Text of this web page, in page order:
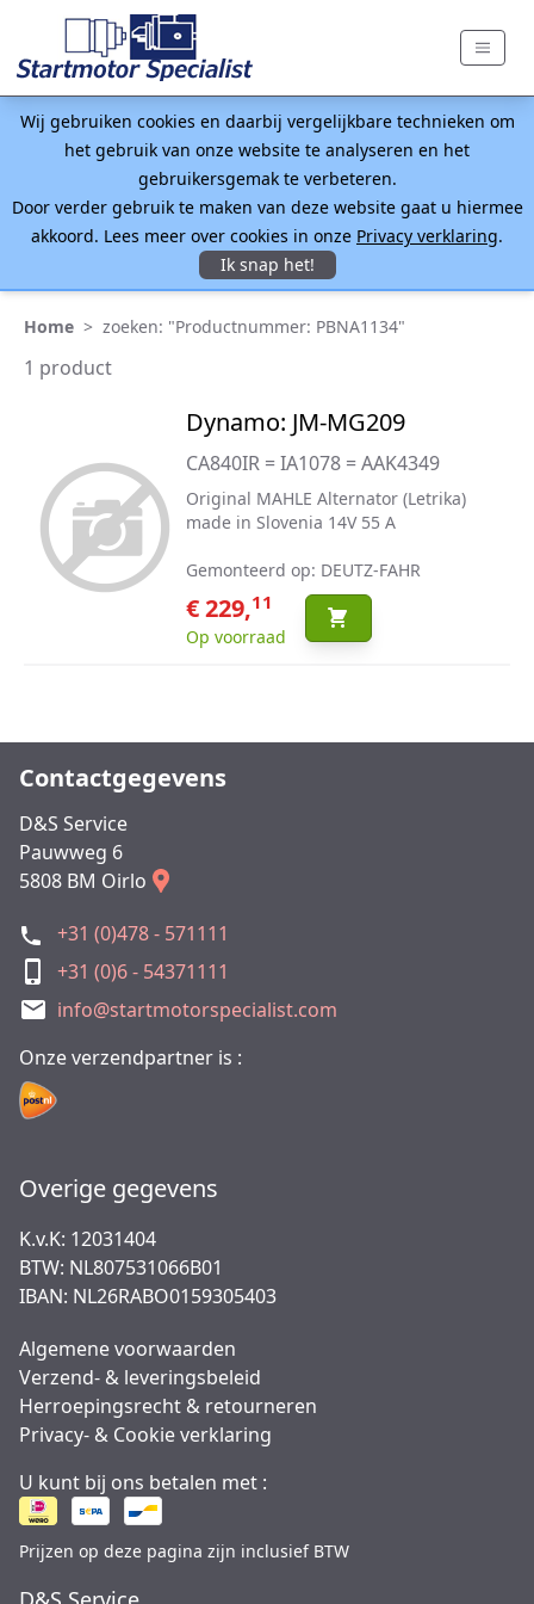
Wij gebruiken cookies en daarbij vergelijkbare technieken om
het gebruik van onze website te analyseren en het
gebruikersgemak te verbeteren.
Door verder gebruik te maken van deze website gaat u hiermee
akkoord. Lees meer over cookies in onze Privacy verklaring.
Ik snap het!
Home > zoeken: "Productnummer: PBNA1134"
1 product
Dynamo: JM-MG209
CA840IR = IA1078 = AAK4349
Original MAHLE Alternator (Letrika)
made in Slovenia 14V 55 A
Gemonteerd op: DEUTZ-FAHR
€ 229,11
Op voorraad
Contactgegevens
D&S Service
Pauwweg 6
5808 BM Oirlo
+31 (0)478 - 571111
+31 (0)6 - 54371111
info@startmotorspecialist.com
Onze verzendpartner is :
Overige gegevens
K.v.K: 12031404
BTW: NL807531066B01
IBAN: NL26RABO0159305403
Algemene voorwaarden
Verzend- & leveringsbeleid
Herroepingsrecht & retourneren
Privacy- & Cookie verklaring
U kunt bij ons betalen met :
Prijzen op deze pagina zijn inclusief BTW